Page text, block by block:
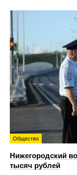
Общество
Нижегородский
тысяч рублей